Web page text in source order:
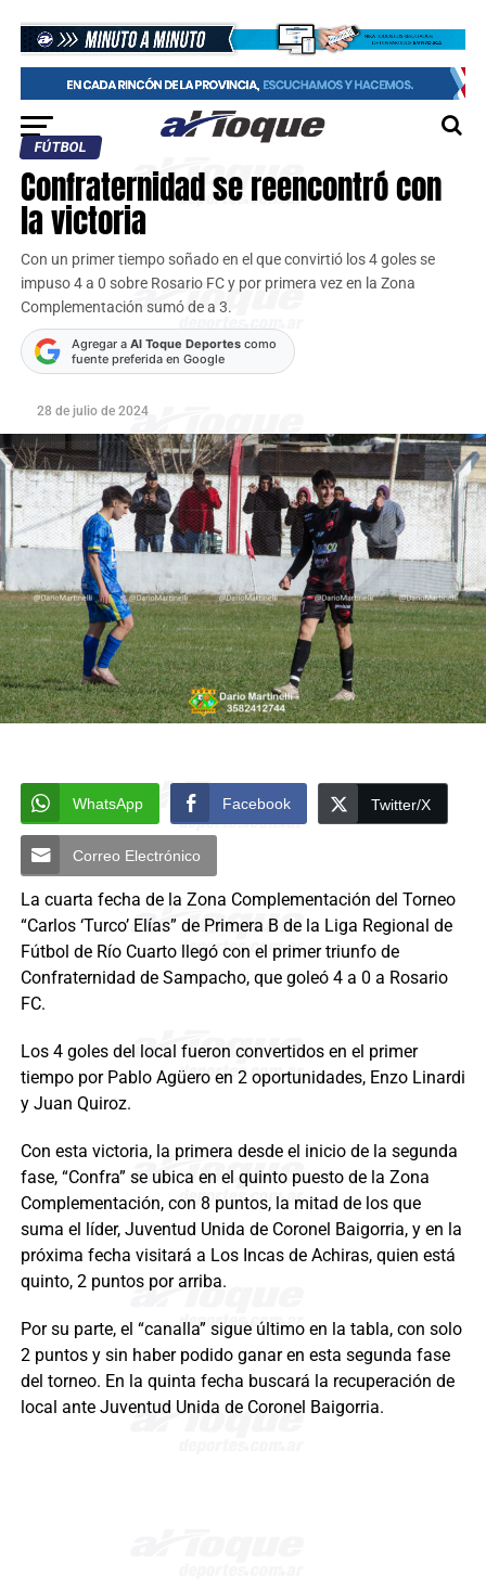
FÚTBOL
Confraternidad se reencontró con
la victoria
Con un primer tiempo soñado en el que convirtió los 4 goles se
impuso 4 a 0 sobre Rosario FC y por primera vez en la Zona
Complementación sumó de a 3.
Agregar a Al Toque Deportescomo
fuente preferida en Google
28 de julio de 2024
WhatsApp Facebook Twitter/X
Correo Electrónico
La cuarta fecha de la Zona Complementación del Torneo
“Carlos ‘Turco’ Elías” de Primera B de la Liga Regional de
Fútbol de Río Cuarto llegó con el primer triunfo de
Confraternidad de Sampacho, que goleó 4 a 0 a Rosario
FC.
Los 4 goles del local fueron convertidos en el primer
tiempo por Pablo Agüero en 2 oportunidades, Enzo Linardi
y Juan Quiroz.
Con esta victoria, la primera desde el inicio de la segunda
fase, “Confra” se ubica en el quinto puesto de la Zona
Complementación, con 8 puntos, la mitad de los que
suma el líder, Juventud Unida de Coronel Baigorria, y en la
próxima fecha visitará a Los Incas de Achiras, quien está
quinto, 2 puntos por arriba.
Por su parte, el “canalla” sigue último en la tabla, con solo
2 puntos y sin haber podido ganar en esta segunda fase
del torneo. En la quinta fecha buscará la recuperación de
local ante Juventud Unida de Coronel Baigorria.